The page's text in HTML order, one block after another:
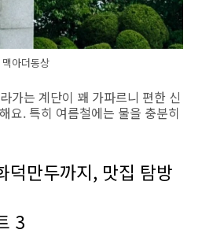
맥아더동상
가는 계단이 꽤 가파르니 편한 신
요. 특히 여름철에는 물을 충분히
덕만두까지, 맛집 탐방
3